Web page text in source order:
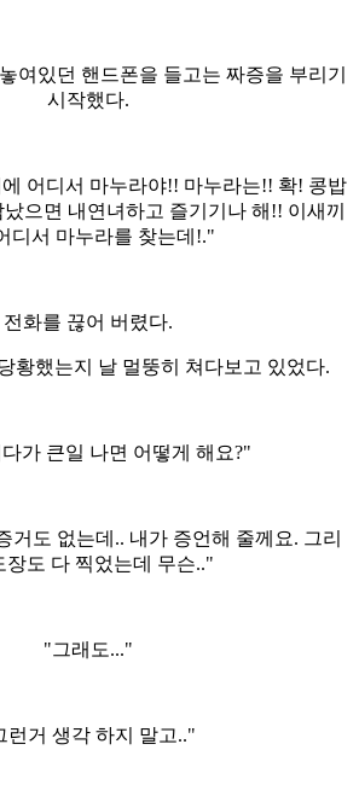
여있던 핸드폰을 들고는 짜증을 부리기
시작했다.
어디서 마누라야!! 마누라는!! 확! 콩밥
으면 내연녀하고 즐기기나 해!! 이새끼
디서 마누라를 찾는데!."
전화를 끊어 버렸다.
황했는지 날 멀뚱히 쳐다보고 있었다.
가 큰일 나면 어떻게 해요?"
거도 없는데.. 내가 증언해 줄께요. 그리
장도 다 찍었는데 무슨.."
"그래도..."
런거 생각 하지 말고.."